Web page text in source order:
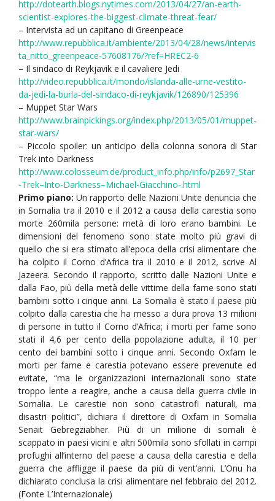
http://dotearth.blogs.nytimes.com/2013/04/27/an-earth-
scientist-explores-the-biggest-climate-threat-fear/
– Intervista ad un capitano di Greenpeace
http://www.repubblica.it/ambiente/2013/04/28/news/intervis
ta_nitto_greenpeace-57608176/?ref=HREC2-6
– Il sindaco di Reykjavik e il cavaliere Jedi
http://video.repubblica.it/mondo/islanda-alle-urne-vestito-
da-jedi-la-burla-del-sindaco-di-reykjavik/126890/125396
– Muppet Star Wars
http://www.brainpickings.org/index.php/2013/05/01/muppet-
star-wars/
– Piccolo spoiler: un anticipo della colonna sonora di Star
Trek into Darkness
http://www.colosseum.de/product_info.php/info/p2697_Star
-Trek–Into-Darkness–Michael-Giacchino-.html
Primo piano: Un rapporto delle Nazioni Unite denuncia che
in Somalia tra il 2010 e il 2012 a causa della carestia sono
morte 260mila persone: metà di loro erano bambini. Le
dimensioni del fenomeno sono state molto più gravi di
quello che si era stimato all’epoca della crisi alimentare che
ha colpito il Corno d’Africa tra il 2010 e il 2012, scrive Al
Jazeera. Secondo il rapporto, scritto dalle Nazioni Unite e
dalla Fao, più della metà delle vittime della fame sono stati
bambini sotto i cinque anni. La Somalia è stato il paese più
colpito dalla carestia che ha messo a dura prova 13 milioni
di persone in tutto il Corno d’Africa; i morti per fame sono
stati il 4,6 per cento della popolazione adulta, il 10 per
cento dei bambini sotto i cinque anni. Secondo Oxfam le
morti per fame e carestia potevano essere prevenute ed
evitate, “ma le organizzazioni internazionali sono state
troppo lente a reagire, anche a causa della guerra civile in
Somalia. Le carestie non sono catastrofi naturali, ma
disastri politici”, dichiara il direttore di Oxfam in Somalia
Senait Gebregziabher. Più di un milione di somali è
scappato in paesi vicini e altri 500mila sono sfollati in campi
profughi all’interno del paese a causa della carestia e della
guerra che affligge il paese da più di vent’anni. L’Onu ha
dichiarato conclusa la crisi alimentare nel febbraio del 2012.
(Fonte L’Internazionale)